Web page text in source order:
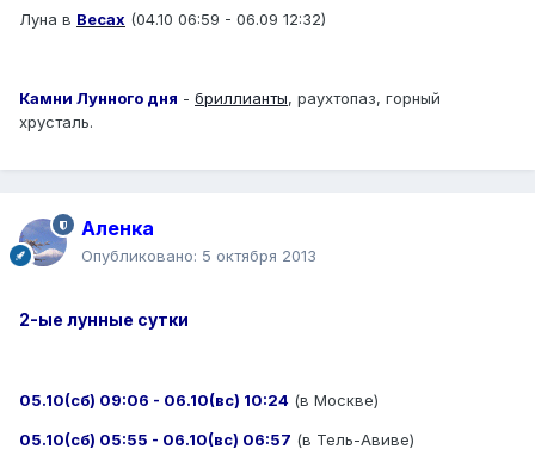
Луна в Весах (04.10 06:59 - 06.09 12:32)
Камни Лунного дня - бриллианты, раухтопаз, горный
хрусталь.
Аленка
Опубликовано: 5 октября 2013
2-ые лунные сутки
05.10(сб) 09:06 - 06.10(вс) 10:24 (в Москве)
05.10(сб) 05:55 - 06.10(вс) 06:57 (в Тель-Авиве)